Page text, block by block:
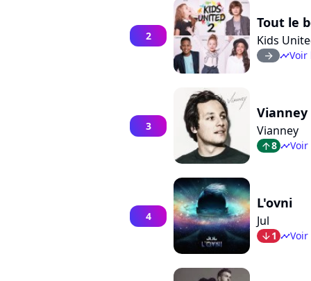
2
Tout le
Kids
arrow_right timelineVoir
3
Vianney
Vianney
arrow_top8 timelineVoir
4
L'ovni
Jul
arrow_bot1 timelineVoir